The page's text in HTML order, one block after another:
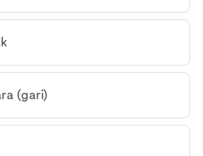
(gari)